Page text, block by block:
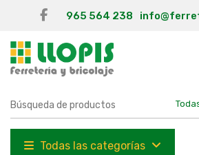
965 564 238
Todas las categorías